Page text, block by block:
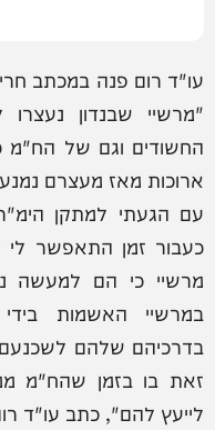
עו"ד רום פנה במכתב
"מרשיי שבנדון
החשודים וגם של
ארוכות מאז מעצרם
עם הגעתי למתקן
כעבור זמן התאפשר לי
מרשיי כי הם למעשה
במרשיי האשמות
בדרכיהם שלהם
זאת בו בזמן שהח"מ
לייעץ להם", כתב עו"ד